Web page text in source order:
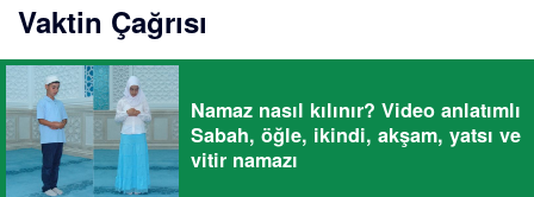
Vaktin Çağrısı
Namaz nasıl kılınır? Video anlatımlı
Sabah, öğle, ikindi, akşam, yatsı ve
vitir namazı